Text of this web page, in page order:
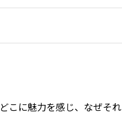
こに魅力を感じ、なぜそれ